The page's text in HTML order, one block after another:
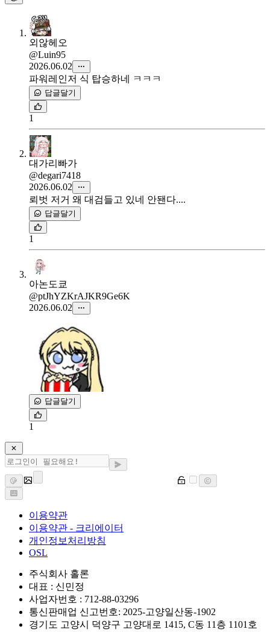
외않헤오
@Luin95
2026.06.02
파워레인저 식 탑승하네 ㅋㅋㅋ
답글달기
1
대가리빠가
@degari7418
2026.06.02
뢰벗 저거 왜 대검들고 있네 안됀다....
답글달기
1
아논도쿄
@ptJhYZKrAJKR9Ge6K
2026.06.02
답글달기
1
이용약관
이용약관 - 크리에이터
개인정보처리방침
OSL
주식회사 홀론
대표 : 신민정
사업자번호 : 712-88-03296
통신판매업 신고번호: 2025-고양일산동-1902
경기도 고양시 덕양구 고양대로 1415, C동 11층 1101호